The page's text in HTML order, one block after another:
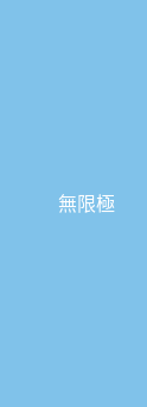
無限極